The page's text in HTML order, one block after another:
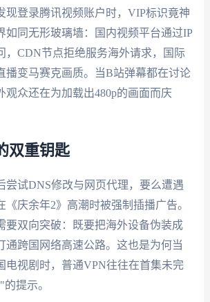
现登录腾讯视频账户时，VIP标识竟神
如同无形玻璃墙：国内视频平台通过IP
，CDN节点拒绝服务海外请求，国际
播变马赛克画质。当B站弹幕都在讨论
观众还在为加载出480p的画面而庆
双重钥匙
尝试DNS修改与网页代理，要么遭遇
《庆余年2》高潮时被强制插播广告。
要双向突破：既要把海外设备伪装成
通跨国网络高速公路。这也是为何当
电视剧时，普通VPN往往在首集未完
提示。